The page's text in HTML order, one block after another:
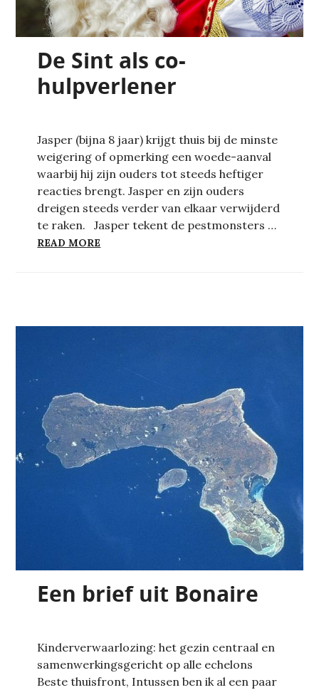
De Sint als co-
hulpverlener
Jasper (bijna 8 jaar) krijgt thuis bij de minste
weigering of opmerking een woede-aanval
waarbij hij zijn ouders tot steeds heftiger
reacties brengt. Jasper en zijn ouders
dreigen steeds verder van elkaar verwijderd
te raken. Jasper tekent de pestmonsters …
READ MORE
Een brief uit Bonaire
Kinderverwaarlozing: het gezin centraal en
samenwerkingsgericht op alle echelons
Beste thuisfront, Intussen ben ik al een paar